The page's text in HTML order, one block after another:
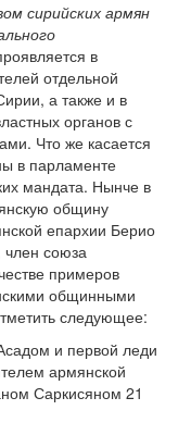
сирийских армян
в
отдельной
а также и в
органов с
Что же касается
в парламенте
мандата. Нынче в
общину
епархии Берио
член союза
примеров
общинными
следующее:
и первой леди
армянской
Саркисяном 21